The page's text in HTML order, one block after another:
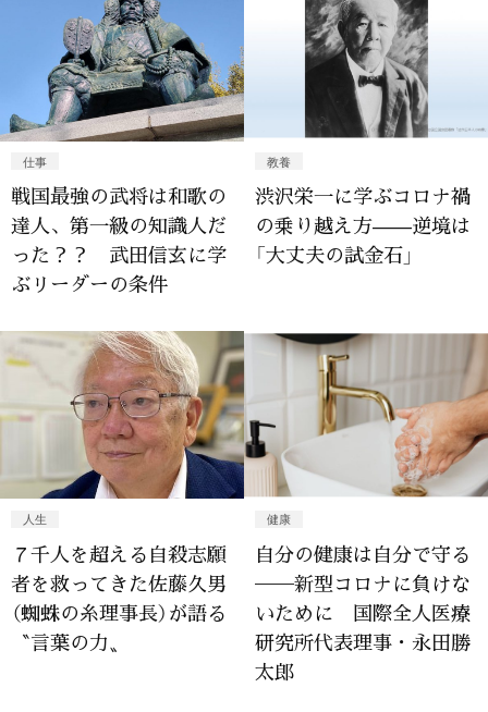
仕事
戦国最強の武将は和歌の
達人、第一級の知識人だ
った？？ 武田信玄に学
ぶリーダーの条件
教養
渋沢栄一に学ぶコロナ禍
の乗り越え方——逆境は
「大丈夫の試金石」
人生
７千人を超える自殺志願
者を救ってきた佐藤久男
（蜘蛛の糸理事長）が語る
〝言葉の力〟
健康
自分の健康は自分で守る
──新型コロナに負けな
いために 国際全人医療
研究所代表理事・永田勝
太郎